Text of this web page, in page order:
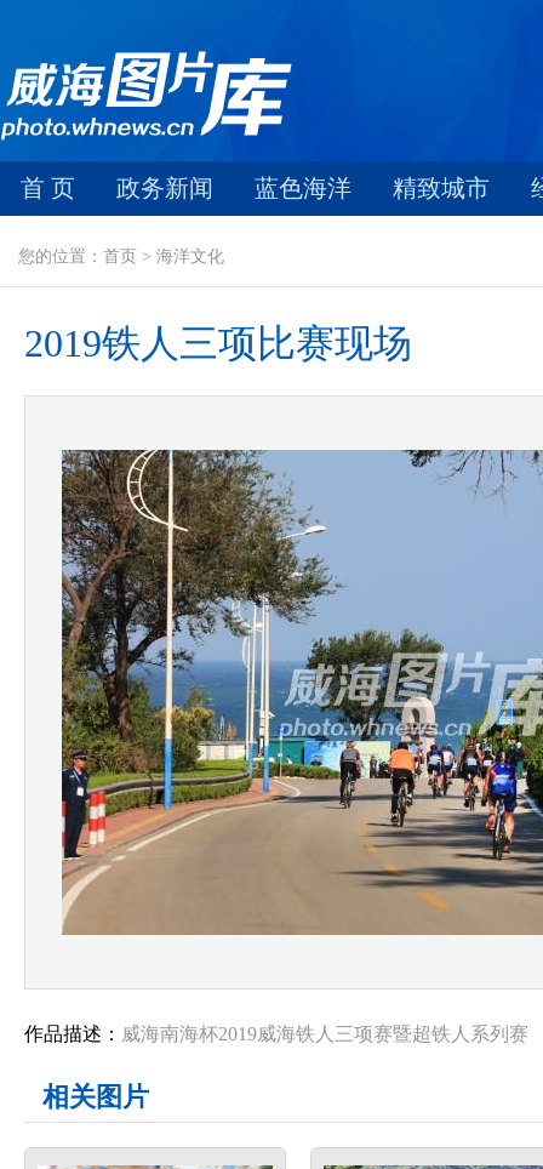
首 页 政务新闻 蓝色海洋 精致城市
您的位置：首页 > 海洋文化
2019铁人三项比赛现场
作品描述： 威海南海杯2019威海铁人三项赛暨超铁人系列赛
相关图片